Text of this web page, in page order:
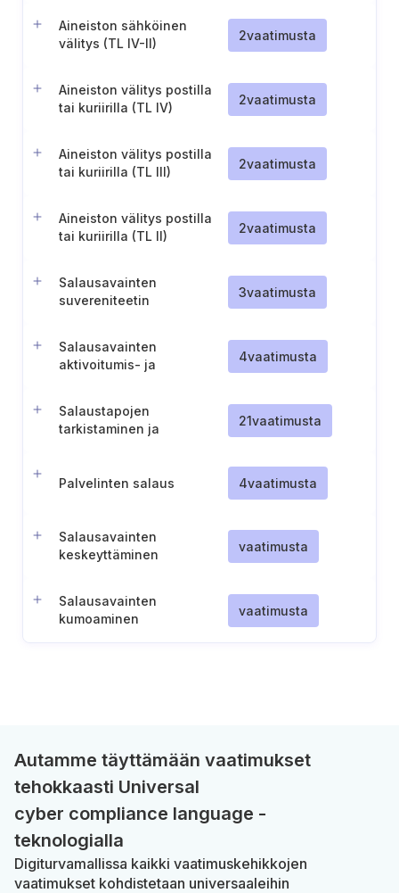
Aineiston sähköinen
välitys (TL IV-II)
2vaatimusta
Aineiston välitys postilla
tai kuriirilla (TL IV)
2vaatimusta
Aineiston välitys postilla
tai kuriirilla (TL III)
2vaatimusta
Aineiston välitys postilla
tai kuriirilla (TL II)
2vaatimusta
Salausavainten
suvereniteetin
3vaatimusta
Salausavainten
aktivoitumis- ja
4vaatimusta
Salaustapojen
tarkistaminen ja
21vaatimusta
Palvelinten salaus 4vaatimusta
Salausavainten
keskeyttäminen
vaatimusta
Salausavainten
kumoaminen
vaatimusta
Autamme täyttämään vaatimukset
tehokkaasti Universal
cyber compliance language -
teknologialla
Digiturvamallissa kaikki vaatimuskehikkojen
vaatimukset kohdistetaan universaaleihin